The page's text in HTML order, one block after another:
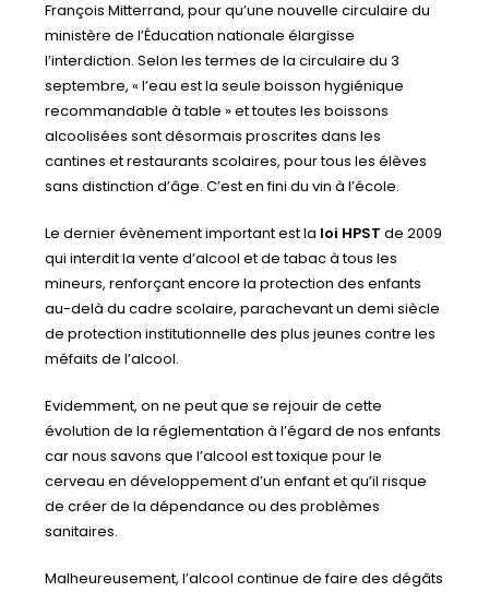
François Mitterrand, pour qu’une nouvelle circulaire du
ministère de l’Éducation nationale élargisse
l’interdiction. Selon les termes de la circulaire du 3
septembre, « l’eau est la seule boisson hygiénique
recommandable à table » et toutes les boissons
alcoolisées sont désormais proscrites dans les
cantines et restaurants scolaires, pour tous les élèves
sans distinction d’âge. C’est en fini du vin à l’école.
Le dernier évènement important est la loi HPST de 2009
qui interdit la vente d’alcool et de tabac à tous les
mineurs, renforçant encore la protection des enfants
au-delà du cadre scolaire, parachevant un demi siècle
de protection institutionnelle des plus jeunes contre les
méfaits de l’alcool.
Evidemment, on ne peut que se rejouir de cette
évolution de la réglementation à l’égard de nos enfants
car nous savons que l’alcool est toxique pour le
cerveau en développement d’un enfant et qu’il risque
de créer de la dépendance ou des problèmes
sanitaires.
Malheureusement, l’alcool continue de faire des dégâts